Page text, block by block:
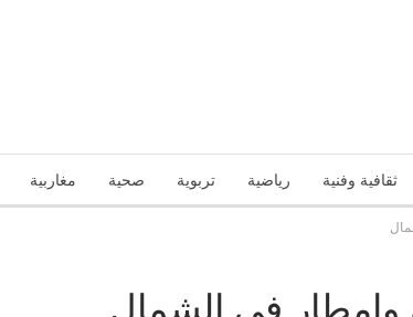
ثقافية وفنية رياضية تربوية صحية مغاربية